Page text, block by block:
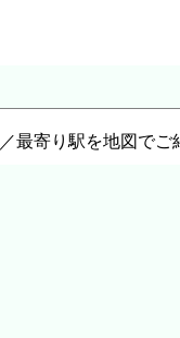
最寄り駅を地図でご